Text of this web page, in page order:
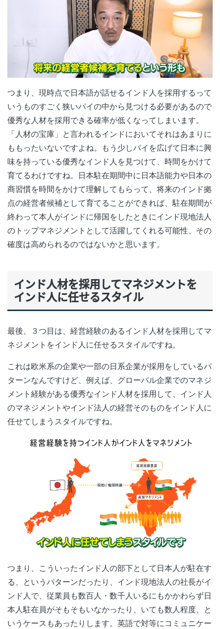
つまり、現時点で日本語が話せるインド人を採用するって
いうものすごく狭いパイの中から見つける必要があるので
優秀な人材を採用できる確率が低くなってしまいます。
「人材の宝庫」と言われるインドにおいてそれはあまりに
ももったいないですよね。もう少しパイを広げて日本に興
味を持っている優秀なインド人を見つけて、時間をかけて
育てるわけですね。日本駐在期間中に日本語能力や日本の
商習慣を時間をかけて理解してもらって、将来のインド拠
点の経営者候補として育てることができれば、駐在期間が
終わって本人がインドに帰国をしたときにインド現地法人
のトップマネジメントとして活躍してくれる可能性、その
確度は高められるのではないかと思います。
インド人材を採用してマネジメントを
インド人に任せるスタイル
最後、３つ目は、経営経験のあるインド人材を採用してマ
ネジメントをインド人に任せるスタイルですね。
これは欧米系の企業や一部の日系企業が採用をしているパ
ターンなんですけど、例えば、グローバル企業でのマネジ
メント経験がある優秀なインド人材を採用して、インド人
のマネジメントやインド法人の経営そのものをインド人に
任せてしまうスタイルですね。
つまり、こういったインド人の部下として日本人が駐在す
る、というパターンだったり、インド現地法人の社長がイ
ンド人で、従業員も数百人・数千人いるにもかかわらず日
本人駐在員がそもそもいなかったり、いても数人程度、と
いうケースもあったりします。英語で対等にコミュニケー